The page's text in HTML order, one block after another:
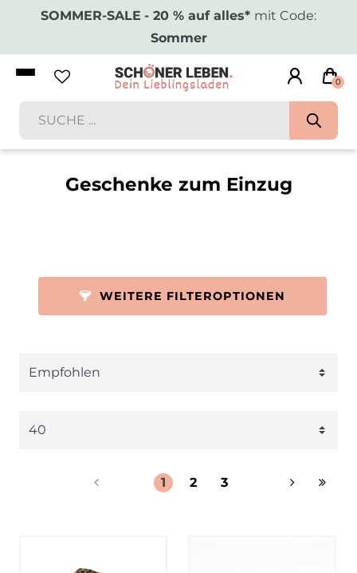
SOMMER-SALE - 20 % auf alles* mit Code:
Sommer
0
Geschenke zum Einzug
WEITERE FILTEROPTIONEN
1 2 3